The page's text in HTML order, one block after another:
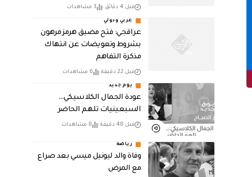
قبل 4 دقائق 3 مشاهدات
عربي ودولي
عراقجي: فتح مضيق هرمز مرهون
بشروط وتعويضات عن انتهاك
مذكرة التفاهم
قبل 22 دقيقة 6 مشاهدات
يوم جديد
عودة الجمال الكلاسيكي…
السبعينيات تلهم الحاضر
قبل 48 دقيقة 8 مشاهدات
رياضة
وفاة والد ليونيل ميسي بعد صراع
مع المرض